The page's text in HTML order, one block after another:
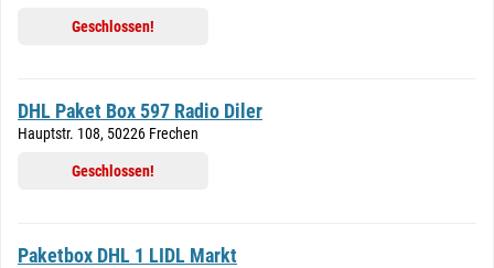
Geschlossen!
DHL Paket Box 597 Radio Diler
Hauptstr. 108, 50226 Frechen
Geschlossen!
Paketbox DHL 1 LIDL Markt